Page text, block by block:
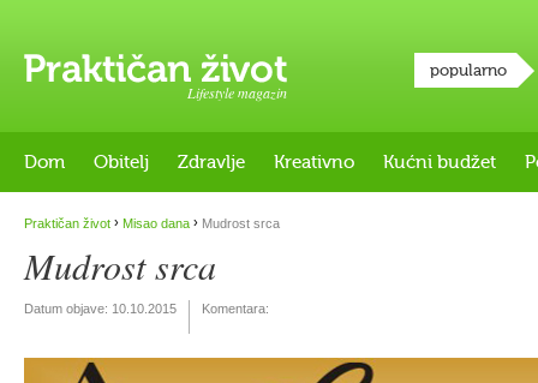
Lifestyle magazin
popularno
Dom Obitelj Zdravlje Kreativno Kućni budžet
Praktičan život › Misao dana › Mudrost srca
Mudrost srca
Datum objave: 10.10.2015 Komentara: